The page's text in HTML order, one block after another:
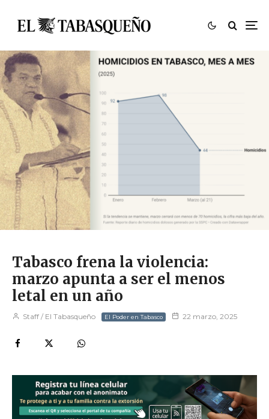
Tabasco frena la violencia:
marzo apunta a ser el menos
letal en un año
Staff / El Tabasqueño El Poder en Tabasco 22 marzo, 2025